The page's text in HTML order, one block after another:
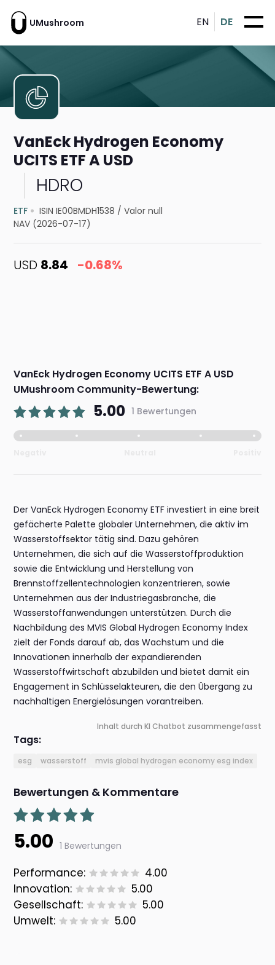
UMushroom EN DE
VanEck Hydrogen Economy
UCITS ETF A USD
HDRO
ETF ISIN IE00BMDH1538 /Valor null
NAV (2026-07-17)
USD 8.84 -0.68%
VanEck Hydrogen Economy UCITS ETF A USD
UMushroom Community-Bewertung:
5.00 1 Bewertungen
Der VanEck Hydrogen Economy ETF investiert in eine breit
gefächerte Palette globaler Unternehmen, die aktiv im
Wasserstoffsektor tätig sind. Dazu gehören
Unternehmen, die sich auf die Wasserstoffproduktion
sowie die Entwicklung und Herstellung von
Brennstoffzellentechnologien konzentrieren, sowie
Unternehmen aus der Industriegasbranche, die
Wasserstoffanwendungen unterstützen. Durch die
Nachbildung des MVIS Global Hydrogen Economy Index
zielt der Fonds darauf ab, das Wachstum und die
Innovationen innerhalb der expandierenden
Wasserstoffwirtschaft abzubilden und bietet damit ein
Engagement in Schlüsselakteuren, die den Übergang zu
nachhaltigen Energielösungen vorantreiben.
Inhalt durch KI Chatbot zusammengefasst
Tags:
esg wasserstoff mvis global hydrogen economy esg index
Bewertungen & Kommentare
5.00 1 Bewertungen
Performance:
4.00
Innovation:
5.00
Gesellschaft:
5.00
Umwelt:
5.00